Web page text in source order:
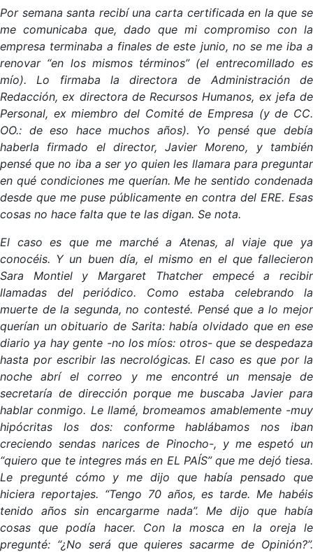
Por semana santa recibí una carta certificada en la que se
me comunicaba que, dado que mi compromiso con la
empresa terminaba a finales de este junio, no se me iba a
renovar “en los mismos términos” (el entrecomillado es
mío). Lo firmaba la directora de Administración de
Redacción, ex directora de Recursos Humanos, ex jefa de
Personal, ex miembro del Comité de Empresa (y de CC.
OO.: de eso hace muchos años). Yo pensé que debía
haberla firmado el director, Javier Moreno, y también
pensé que no iba a ser yo quien les llamara para preguntar
en qué condiciones me querían. Me he sentido condenada
desde que me puse públicamente en contra del ERE. Esas
cosas no hace falta que te las digan. Se nota.
El caso es que me marché a Atenas, al viaje que ya
conocéis. Y un buen día, el mismo en el que fallecieron
Sara Montiel y Margaret Thatcher empecé a recibir
llamadas del periódico. Como estaba celebrando la
muerte de la segunda, no contesté. Pensé que a lo mejor
querían un obituario de Sarita: había olvidado que en ese
diario ya hay gente -no los míos: otros- que se despedaza
hasta por escribir las necrológicas. El caso es que por la
noche abrí el correo y me encontré un mensaje de
secretaría de dirección porque me buscaba Javier para
hablar conmigo. Le llamé, bromeamos amablemente -muy
hipócritas los dos: conforme hablábamos nos iban
creciendo sendas narices de Pinocho-, y me espetó un
“quiero que te integres más en EL PAÍS” que me dejó tiesa.
Le pregunté cómo y me dijo que había pensado que
hiciera reportajes. “Tengo 70 años, es tarde. Me habéis
tenido años sin encargarme nada”. Me dijo que había
cosas que podía hacer. Con la mosca en la oreja le
pregunté: “¿No será que quieres sacarme de Opinión?”.